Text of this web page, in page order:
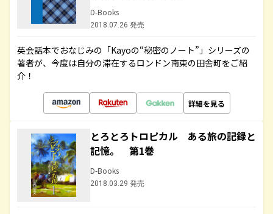
D-Books
2018.07.26 発売
英会話本でおなじみの「Kayoの“秘密のノート”」シリーズの
著者が、今度は自分の滞在するロンドン南東の田舎町をご紹
介！
詳細を見る
とろとろトロピカル ある旅の記録と
記憶。 第1巻
D-Books
2018.03.29 発売